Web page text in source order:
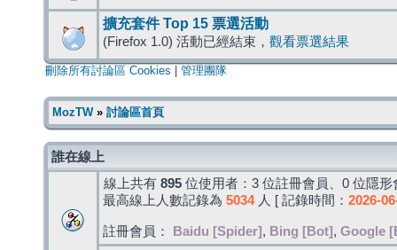
擴充套件 Top 15 票選活動
(Firefox 1.0) 活動已經結束， 觀看票選結果
刪除所有討論區 Cookies 管理團隊
MozTW» 討論區首頁
誰在線上
線上共有 895 位使用者：3 位註冊會員、0 位隱
最高線上人數記錄為 5034人 [ 記錄時間： 2026-
註冊會員： Baidu [Spider] , Bing [Bot] , Google